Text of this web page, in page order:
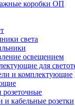
коробки ОП
света
освещением
для
розеточные
и кабельные розетки